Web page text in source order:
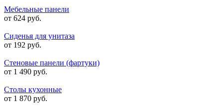
Мебельные панели
от 624 руб.
Сиденья для унитаза
от 192 руб.
Стеновые панели (фартуки)
от 1 490 руб.
Столы кухонные
от 1 870 руб.